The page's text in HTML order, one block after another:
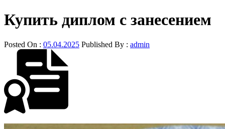
Купить диплом с занесением
Posted On : 05.04.2025 Published By : admin